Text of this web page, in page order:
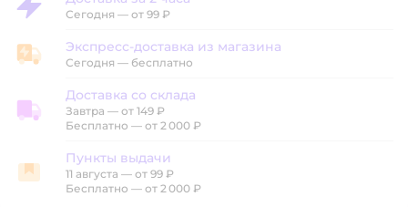
Доставка за 2 часа
Сегодня — от 99 ₽
Экспресс-доставка из магазина
Экспресс-доставка из магазина
Сегодня — бесплатно
Доставка со склада
Доставка со склада
Завтра — от 149 ₽
Бесплатно — от 2 000 ₽
Пункты выдачи
Пункты выдачи
11 августа — от 99 ₽
Бесплатно — от 2 000 ₽